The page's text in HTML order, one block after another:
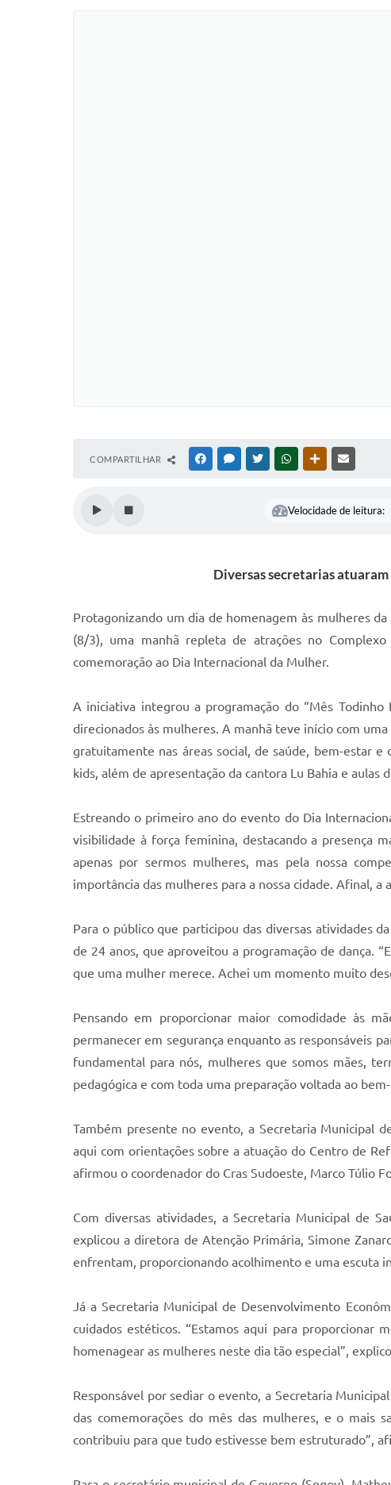
COMPARTILHAR FACEBOOKMESSENGER
TWITTERWHATSAPPOUTRAS MÍDIAS
Velocidade de leitura:
Diversas secretarias
Protagonizando um dia de homenagem às mulheres
(8/3), uma manhã repleta de atrações no
comemoração ao Dia Internacional da Mulher.
A iniciativa integrou a programação do “Mês
direcionados às mulheres. A manhã teve início com
gratuitamente nas áreas social, de saúde, bem-estar e
kids, além de apresentação da cantora Lu Bahia e aulas
Estreando o primeiro ano do evento do Dia
visibilidade à força feminina, destacando a presença
apenas por sermos mulheres, mas pela nossa
importância das mulheres para a nossa cidade. Afinal,
Para o público que participou das diversas atividades
de 24 anos, que aproveitou a programação de dança.
que uma mulher merece. Achei um momento muito
Pensando em proporcionar maior comodidade às
permanecer em segurança enquanto as responsáveis
fundamental para nós, mulheres que somos mães,
pedagógica e com toda uma preparação voltada ao
Também presente no evento, a Secretaria Municipal
aqui com orientações sobre a atuação do Centro de
afirmou o coordenador do Cras Sudoeste, Marco Túlio
Com diversas atividades, a Secretaria Municipal de
explicou a diretora de Atenção Primária, Simone
enfrentam, proporcionando acolhimento e uma escuta
Já a Secretaria Municipal de Desenvolvimento
cuidados estéticos. “Estamos aqui para proporcionar
homenagear as mulheres neste dia tão especial”,
Responsável por sediar o evento, a Secretaria
das comemorações do mês das mulheres, e o mais
contribuiu para que tudo estivesse bem estruturado”,